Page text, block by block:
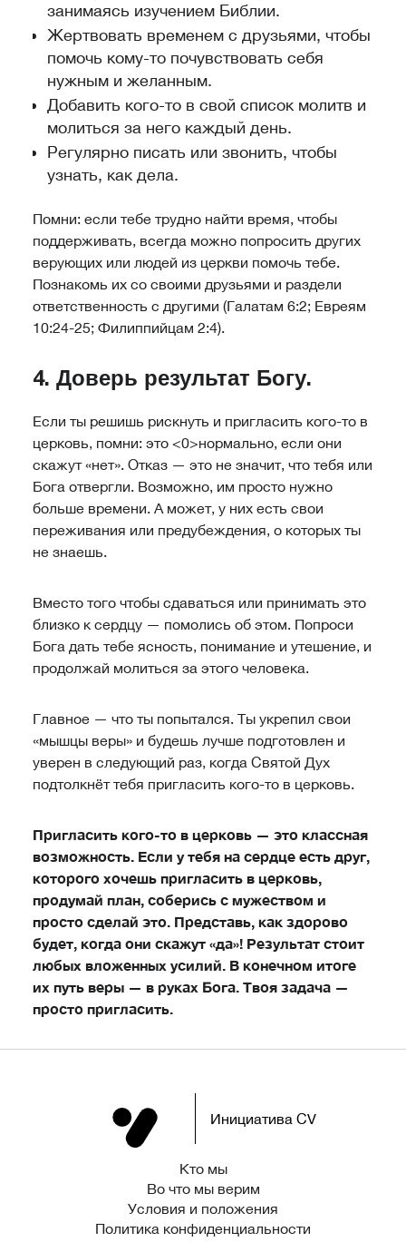
занимаясь изучением Библии.
Жертвовать временем с друзьями, чтобы
помочь кому-то почувствовать себя
нужным и желанным.
Добавить кого-то в свой список молитв и
молиться за него каждый день.
Регулярно писать или звонить, чтобы
узнать, как дела.
Помни: если тебе трудно найти время, чтобы
поддерживать, всегда можно попросить других
верующих или людей из церкви помочь тебе.
Познакомь их со своими друзьями и раздели
ответственность с другими (Галатам 6:2; Евреям
10:24-25; Филиппийцам 2:4).
4. Доверь результат Богу.
Если ты решишь рискнуть и пригласить кого-то в
церковь, помни: это <0>нормально, если они
скажут «нет». Отказ — это не значит, что тебя или
Бога отвергли. Возможно, им просто нужно
больше времени. А может, у них есть свои
переживания или предубеждения, о которых ты
не знаешь.
Вместо того чтобы сдаваться или принимать это
близко к сердцу — помолись об этом. Попроси
Бога дать тебе ясность, понимание и утешение, и
продолжай молиться за этого человека.
Главное — что ты попытался. Ты укрепил свои
«мышцы веры» и будешь лучше подготовлен и
уверен в следующий раз, когда Святой Дух
подтолкнёт тебя пригласить кого-то в церковь.
Пригласить кого-то в церковь — это классная
возможность. Если у тебя на сердце есть друг,
которого хочешь пригласить в церковь,
продумай план, соберись с мужеством и
просто сделай это. Представь, как здорово
будет, когда они скажут «да»! Результат стоит
любых вложенных усилий. В конечном итоге
их путь веры — в руках Бога. Твоя задача —
просто пригласить.
Инициатива CV
Кто мы
Во что мы верим
Условия и положения
Политика конфиденциальности